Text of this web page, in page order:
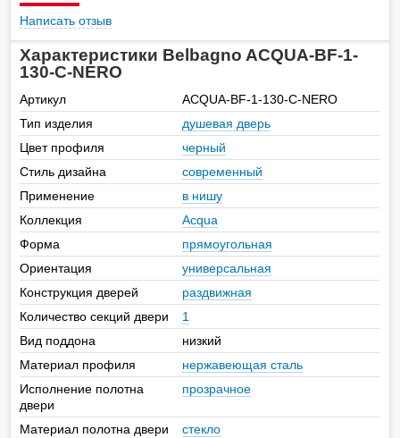
Написать отзыв
Характеристики Belbagno ACQUA-BF-1-
130-C-NERO
Артикул
ACQUA-BF-1-130-C-NERO
Тип изделия
душевая дверь
Цвет профиля
черный
Стиль дизайна
современный
Применение
в нишу
Коллекция
Acqua
Форма
прямоугольная
Ориентация
универсальная
Конструкция дверей
раздвижная
Количество секций двери
1
Вид поддона
низкий
Материал профиля
нержавеющая сталь
Исполнение полотна
двери
прозрачное
Материал полотна двери
стекло